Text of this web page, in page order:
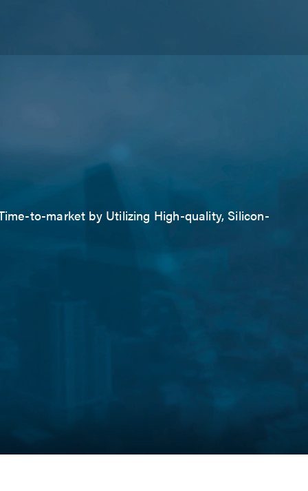
to-market by Utilizing High-quality, Silicon-